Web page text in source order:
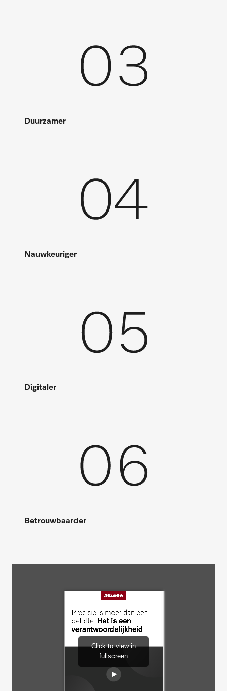
Duurzamer
Nauwkeuriger
Digitaler
Betrouwbaarder